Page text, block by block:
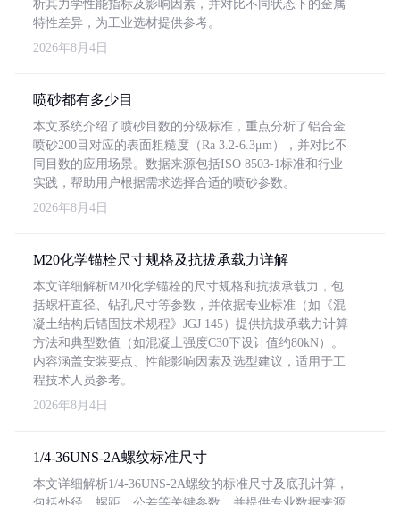
析其力学性能指标及影响因素，并对比不同状态下的金属
特性差异，为工业选材提供参考。
2026年8月4日
喷砂都有多少目
本文系统介绍了喷砂目数的分级标准，重点分析了铝合金
喷砂200目对应的表面粗糙度（Ra 3.2-6.3μm），并对比不
同目数的应用场景。数据来源包括ISO 8503-1标准和行业
实践，帮助用户根据需求选择合适的喷砂参数。
2026年8月4日
M20化学锚栓尺寸规格及抗拔承载力详解
本文详细解析M20化学锚栓的尺寸规格和抗拔承载力，包
括螺杆直径、钻孔尺寸等参数，并依据专业标准（如《混
凝土结构后锚固技术规程》JGJ 145）提供抗拔承载力计算
方法和典型数值（如混凝土强度C30下设计值约80kN）。
内容涵盖安装要点、性能影响因素及选型建议，适用于工
程技术人员参考。
2026年8月4日
1/4-36UNS-2A螺纹标准尺寸
本文详细解析1/4-36UNS-2A螺纹的标准尺寸及底孔计算，